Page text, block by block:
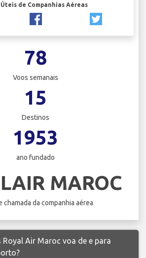
Úteis de Companhias Aéreas
78
Voos semanais
15
Destinos
1953
ano fundado
MAROC
chamada da companhia aérea
Royal Air Maroc voa de e para